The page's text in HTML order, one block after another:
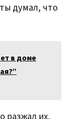
думал, что
в доме
разжал их,